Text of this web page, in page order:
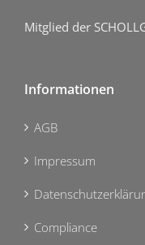
Mitglied der
Informationen
AGB
Impressum
Compliance